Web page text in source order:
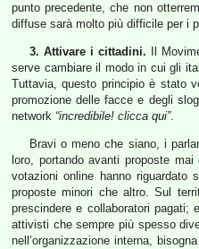
punto precedente, che non
diffuse sarà molto più difficile per i
3. Attivare i cittadini. Il
serve cambiare il modo in cui gli
Tuttavia, questo principio è stato
promozione delle facce e degli
network “incredibile! clicca qui”.
Bravi o meno che siano, i
loro, portando avanti proposte
votazioni online hanno
proposte minori che altro. Sul
prescindere e collaboratori pagati;
attivisti che sempre più spesso
nell’organizzazione interna,